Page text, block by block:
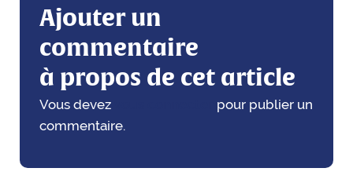
Ajouter un
commentaire
à propos de cet article
Vous devez
pour publier un
commentaire.